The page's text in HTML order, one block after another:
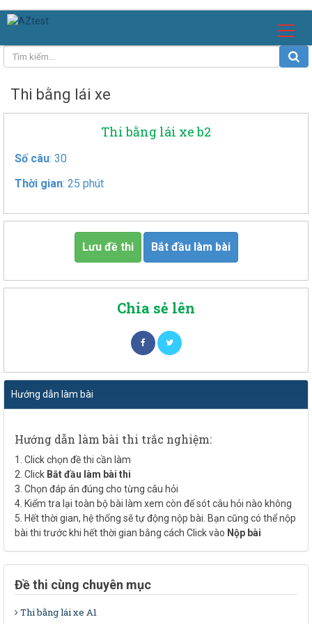
Thi bằng lái xe
Thi bằng lái xe b2
Số câu: 30
Thời gian: 25 phút
Lưu đề thi Bắt đầu làm bài
Chia sẻ lên
Hướng dẫn làm bài
Hướng dẫn làm bài thi trắc nghiệm:
1. Click chọn đề thi cần làm
2. Click Bắt đầu làm bài thi
3. Chọn đáp án đúng cho từng câu hỏi
4. Kiểm tra lại toàn bộ bài làm xem còn để sót câu hỏi nào không
5. Hết thời gian, hệ thống sẽ tự động nộp bài. Bạn cũng có thể nộp
bài thi trước khi hết thời gian bằng cách Click vào Nộp bài
Đề thi cùng chuyên mục
Thi bằng lái xe A1